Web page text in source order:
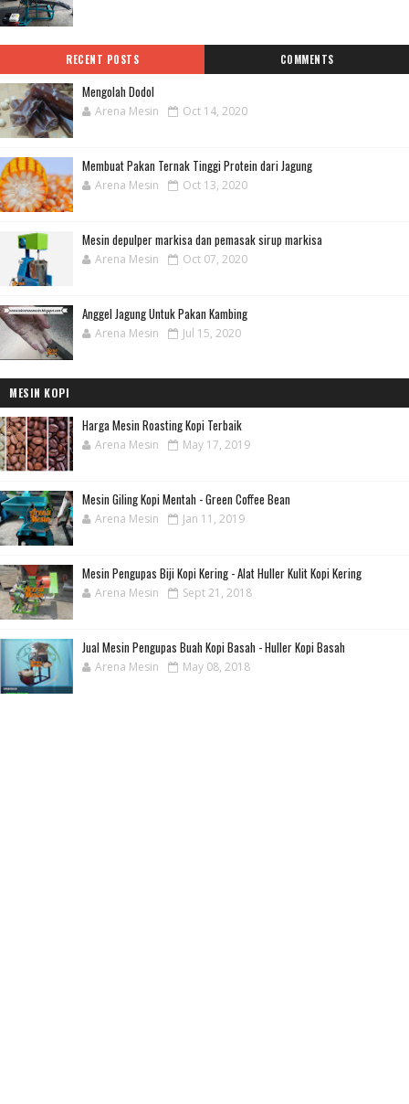
RECENT POSTS COMMENTS
Mengolah Dodol
Arena Mesin Oct 14, 2020
Membuat Pakan Ternak Tinggi Protein dari Jagung
Arena Mesin Oct 13, 2020
Mesin depulper markisa dan pemasak sirup markisa
Arena Mesin Oct 07, 2020
Anggel Jagung Untuk Pakan Kambing
Arena Mesin Jul 15, 2020
MESIN KOPI
Harga Mesin Roasting Kopi Terbaik
Arena Mesin May 17, 2019
Mesin Giling Kopi Mentah - Green Coffee Bean
Arena Mesin Jan 11, 2019
Mesin Pengupas Biji Kopi Kering - Alat Huller Kulit Kopi Kering
Arena Mesin Sept 21, 2018
Jual Mesin Pengupas Buah Kopi Basah - Huller Kopi Basah
Arena Mesin May 08, 2018